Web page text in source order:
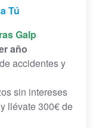
Tú
Galp
año
accidentes y
sin intereses
y llévate 300€ de